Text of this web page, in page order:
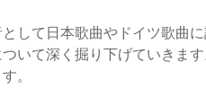
して日本歌曲やドイツ歌曲
いて深く掘り下げていきま
。